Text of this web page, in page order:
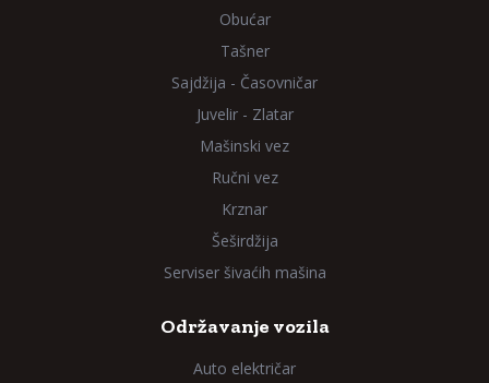
Obućar
Tašner
Sajdžija - Časovničar
Juvelir - Zlatar
Mašinski vez
Ručni vez
Krznar
Šeširdžija
Serviser šivaćih mašina
Održavanje vozila
Auto električar